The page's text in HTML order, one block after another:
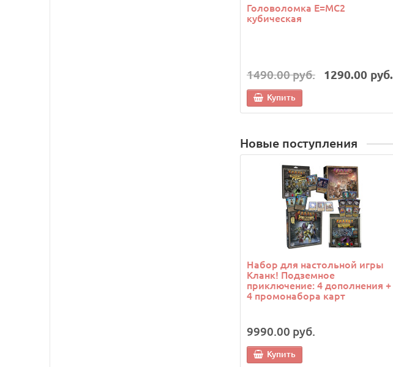
Головоломка E=MC2
кубическая
1490.00 руб. 1290.00 руб.
Купить
Новые поступления
Набор для настольной игры
Кланк! Подземное
приключение: 4 дополнения +
4 промонабора карт
9990.00 руб.
Купить